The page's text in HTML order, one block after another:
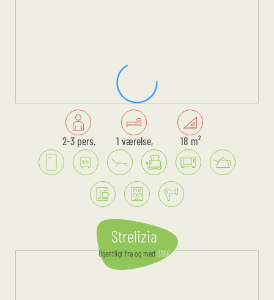
2-3 pers. 1 værelse, 18 m²
Strelizia
Ugentligt fra og med 336€